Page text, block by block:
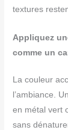
textures
Appliquez
comme un
La couleur
l’ambiance.
en métal vert
sans